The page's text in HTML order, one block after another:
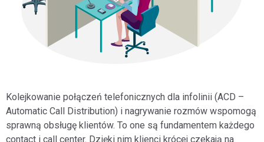
Kolejkowanie połączeń telefonicznych dla infolinii (ACD –
Automatic Call Distribution) i nagrywanie rozmów wspomogą
sprawną obsługę klientów. To one są fundamentem każdego
contact i call center. Dzięki nim klienci krócej czekają na